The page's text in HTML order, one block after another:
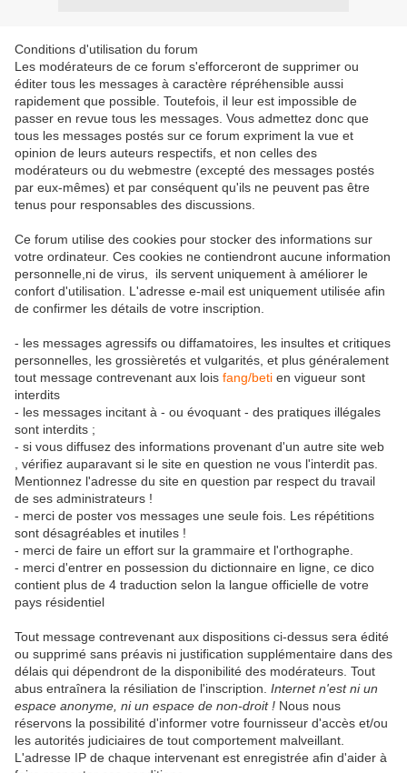
Conditions d'utilisation du forum
Les modérateurs de ce forum s'efforceront de supprimer ou
éditer tous les messages à caractère répréhensible aussi
rapidement que possible. Toutefois, il leur est impossible de
passer en revue tous les messages. Vous admettez donc que
tous les messages postés sur ce forum expriment la vue et
opinion de leurs auteurs respectifs, et non celles des
modérateurs ou du webmestre (excepté des messages postés
par eux-mêmes) et par conséquent qu'ils ne peuvent pas être
tenus pour responsables des discussions.
Ce forum utilise des cookies pour stocker des informations sur
votre ordinateur. Ces cookies ne contiendront aucune information
personnelle,ni de virus, ils servent uniquement à améliorer le
confort d'utilisation. L'adresse e-mail est uniquement utilisée afin
de confirmer les détails de votre inscription.
- les messages agressifs ou diffamatoires, les insultes et critiques
personnelles, les grossièretés et vulgarités, et plus généralement
tout message contrevenant aux lois fang/beti en vigueur sont
interdits
- les messages incitant à - ou évoquant - des pratiques illégales
sont interdits ;
- si vous diffusez des informations provenant d'un autre site web
, vérifiez auparavant si le site en question ne vous l'interdit pas.
Mentionnez l'adresse du site en question par respect du travail
de ses administrateurs !
- merci de poster vos messages une seule fois. Les répétitions
sont désagréables et inutiles !
- merci de faire un effort sur la grammaire et l'orthographe.
- merci d'entrer en possession du dictionnaire en ligne, ce dico
contient plus de 4 traduction selon la langue officielle de votre
pays résidentiel
Tout message contrevenant aux dispositions ci-dessus sera édité
ou supprimé sans préavis ni justification supplémentaire dans des
délais qui dépendront de la disponibilité des modérateurs. Tout
abus entraînera la résiliation de l'inscription. Internet n'est ni un
espace anonyme, ni un espace de non-droit ! Nous nous
réservons la possibilité d'informer votre fournisseur d'accès et/ou
les autorités judiciaires de tout comportement malveillant.
L'adresse IP de chaque intervenant est enregistrée afin d'aider à